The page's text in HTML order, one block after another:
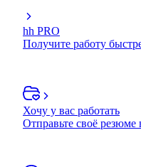
hh PRO
Получите работу
Хочу у вас работать
Отправьте своё